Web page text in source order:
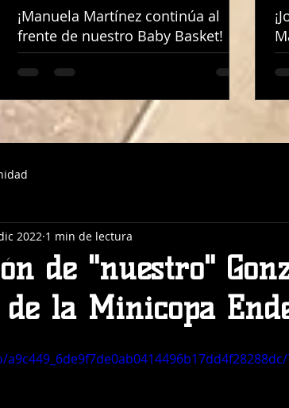
¡Manuela Martínez continúa al
frente de nuestro Baby Basket!
¡Manuela Martínez continúa al
frente de nuestro Baby Basket!
de "nuestro"
la Minicopa
2022 1 min de lectura